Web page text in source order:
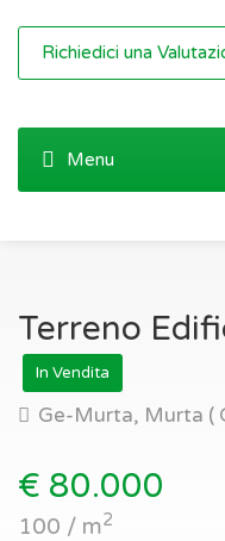
Richiedici una
Terreno
In Vendita
Ge-Murta, Murta (
€ 80.000
100 / m2